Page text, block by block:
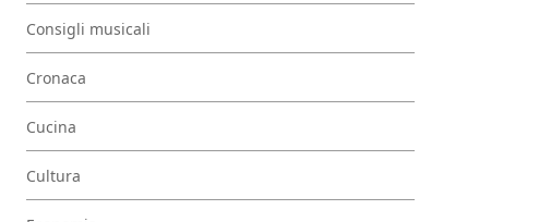
Consigli musicali
Cronaca
Cucina
Cultura